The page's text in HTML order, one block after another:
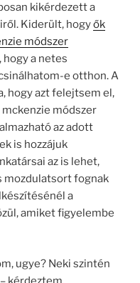
kikérdezett a
Kiderült, hogyők
módszer
a netes
e otthon. A
hogy azt felejtsem el,
mckenzie módszer
az adott
is hozzájuk
az is lehet,
mozdulatsort fognak
a
amiket figyelembe
ugye? Neki szintén